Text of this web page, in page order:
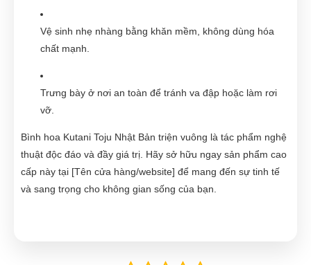
Vệ sinh nhẹ nhàng bằng khăn mềm, không dùng hóa
chất mạnh.
Trưng bày ở nơi an toàn để tránh va đập hoặc làm rơi
vỡ.
Bình hoa Kutani Toju Nhật Bản triện vuông là tác phẩm nghệ
thuật độc đáo và đầy giá trị. Hãy sở hữu ngay sản phẩm cao
cấp này tại [Tên cửa hàng/website] để mang đến sự tinh tế
và sang trọng cho không gian sống của bạn.